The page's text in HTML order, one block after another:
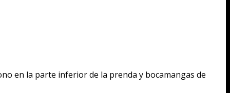
en la parte inferior de la prenda y bocamangas de